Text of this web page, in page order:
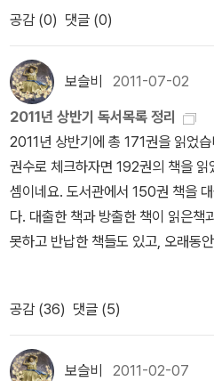
공감 (0) 댓글 (0)
보슬비 2011-07-02
2011년 상반기 독서목록 정리
2011년 상반기에 총 171권을 읽었
권수로 체크하자면 192권의 책을
셈이네요. 도서관에서 150권 책을
다. 대출한 책과 방출한 책이 읽은책
못하고 반납한 책들도 있고, 오래동
다. (판타지/SF/추리/미스터리/스릴
가장 많이 읽었네요. 일반소설은 약
다. -.-;; 나라별로는 미국문학과 일
은 전체의 1/6 (30권정도)밖에 읽지
공감 (36) 댓글 (5)
보슬비 2011-02-07